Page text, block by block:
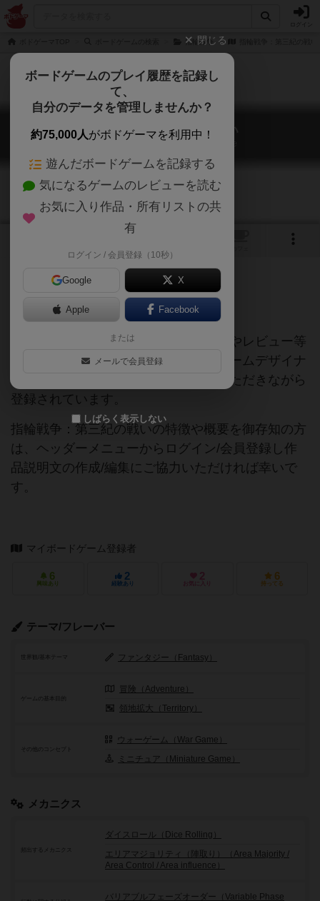
指輪戦争
指輪戦争：第三紀の戦い
War of the Ring: Battles of the Third Age
ご協力ください
当サイトに掲載されている作品説明文やレビュー等
の情報は、ボドゲーマ運営事務局・ゲームデザイナ
ーご本人様・有志の皆様にご協力をいただきながら
登録されています。
指輪戦争：第三紀の戦いの特徴や概要を御存知の方
は、ヘッダーメニューからログイン/会員登録し作
品説明文の作成/編集にご協力いただければ幸いで
す。
マイボードゲーム登録者
6
興味あり
2
経験あり
2
お気に入り
6
持ってる
テーマ/フレーバー
世界観/基本テーマ ファンタジー（Fantasy）
ゲームの基本目的
冒険（Adventure）
領地拡大（Territory）
その他のコンセプト
ウォーゲーム（War Game）
ミニチュア（Miniature Game）
メカニクス
頻出するメカニクス
ダイスロール（Dice Rolling）
エリアマジョリティ（陣取り）（Area Majority /
Area Control / Area influence）
バリアブルフェーズオーダー（Variable Phase
閉じる
ボードゲームのプレイ履歴を記録し
て、
自分のデータを管理しませんか？
約75,000人がボドゲーマを利用中！
遊んだボードゲームを記録する
気になるゲームのレビューを読む
お気に入り作品・所有リストの共
有
ログイン / 会員登録（10秒）
Google X
Apple Facebook
または
メールで会員登録
しばらく表示しない